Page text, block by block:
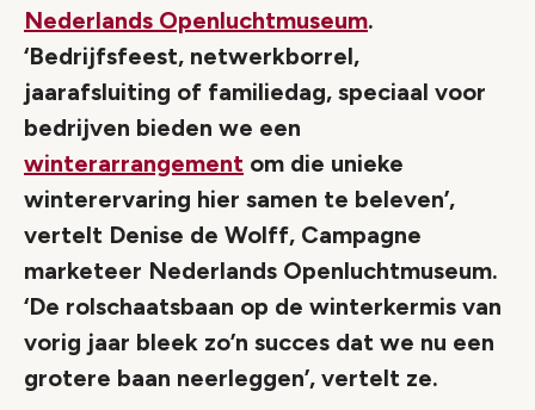
Nederlands Openluchtmuseum.
‘Bedrijfsfeest, netwerkborrel,
jaarafsluiting of familiedag, speciaal voor
bedrijven bieden we een
winterarrangement om die unieke
winterervaring hier samen te beleven’,
vertelt Denise de Wolff, Campagne
marketeer Nederlands Openluchtmuseum.
‘De rolschaatsbaan op de winterkermis van
vorig jaar bleek zo’n succes dat we nu een
grotere baan neerleggen’, vertelt ze.